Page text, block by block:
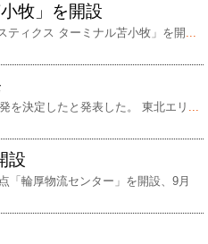
牧」を開設
ティクス ターミナル苫小牧」を開...
を決定したと発表した。 東北エリ ...
設
「輪厚物流センター」を開設、9月